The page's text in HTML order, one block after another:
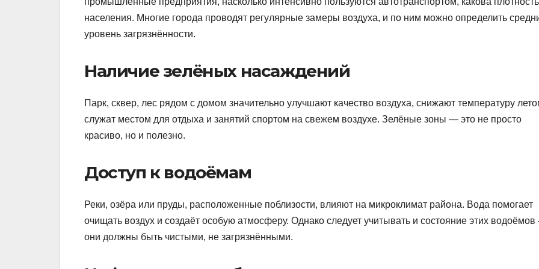
населения. Многие города проводят регулярные замеры воздуха, и по ним можно определить
уровень загрязнённости.
Наличие зелёных насаждений
Парк, сквер, лес рядом с домом значительно улучшают качество воздуха, снижают температуру
служат местом для отдыха и занятий спортом на свежем воздухе. Зелёные зоны — это не просто
красиво, но и полезно.
Доступ к водоёмам
Реки, озёра или пруды, расположенные поблизости, влияют на микроклимат района. Вода помогает
очищать воздух и создаёт особую атмосферу. Однако следует учитывать и состояние этих
они должны быть чистыми, не загрязнёнными.